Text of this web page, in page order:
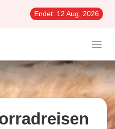
Endet: 12 Aug, 2026